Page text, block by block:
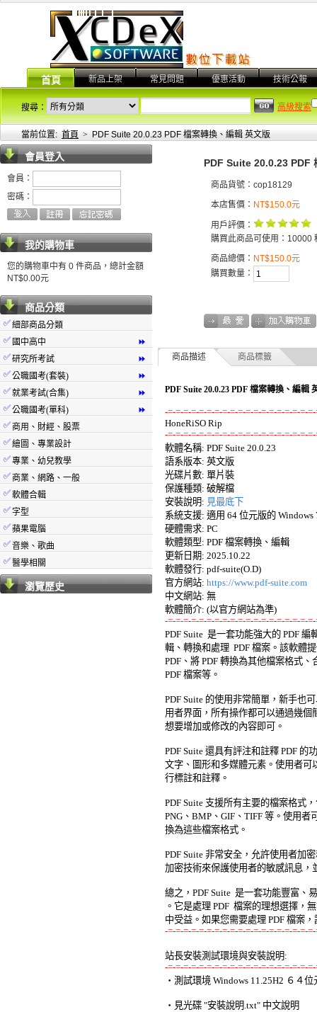
首頁 新品上架 常見問題 優惠活動 技術公報
搜尋： 高級搜索
當前位置: 首頁 > PDF Suite 20.0.23 PDF 檔案轉換、編輯 英文版
會員登入
會員：
密碼：
我的購物車
您的購物車中有 0 件商品，總計金額
NT$0.00元
商品分類
✅細部商品分類
⏩
✅ 國中高中
⏩
✅研究所考試
⏩
✅公職國考(套裝)
⏩
✅就業考試(合集)
⏩
✅公職國考(單科)
✅ 商用、財經、股票
✅繪圖、專業設計
✅專業、幼兒教學
✅ 商業、網路、一般
✅軟體合輯
✅字型
✅蘋果電腦
✅音樂、歌曲
✅醫學相關
瀏覽歷史
PDF Suite 20.0.23 PDF
商品貨號：cop18129
本店售價： NT$150.0元
用戶評價：
購買此商品可使用：10000
商品總價： NT$150.0元
購買數量：
商品描述 商品標籤
PDF Suite 20.0.23 PDF 檔案轉換、編輯
-=-=-=-=-=-=-=-=-=-=-=-=-=-=-=-=-=-=-
-=-=-=-=-=-=-=-=-=-=-=-=-=-=-=-=-=-=-
軟體名稱: PDF Suite 20.0.23
語系版本: 英文版
光碟片數: 單片裝
保護種類: 破解檔
安裝說明: 見最底下
系統支援: 適用 64 位元版的
硬體需求: PC
軟體類型: PDF 檔案轉換、編輯
更新日期: 2025.10.22
軟體發行: pdf-suite(O.D)
官方網站: https://www.pdf-suite.com
中文網站: 無
-=-=-=-=-=-=-=-=-=-=-=-=-=-=-=-=-=-=-
PDF Suite  是一套功能強大的 PDF
輯、轉換和處理  PDF 檔案。該軟體
PDF、將 PDF 轉換為其他檔案格式
PDF 檔案等。
PDF Suite 的使用非常簡單，新手也
用者界面，所有操作都可以通過幾
想要增加或修改的內容即可。
PDF Suite 還具有評注和註釋 PDF
文字、圖形和多媒體元素。使用者
行標註和註釋。
PDF Suite 支援所有主要的檔案格式
PNG、BMP、GIF、TIFF 等。使用者
換為這些檔案格式。
PDF Suite 非常安全，允許使用者加
加密技術來保護使用者的敏感訊息
總之，PDF Suite  是一套功能豐富、
。它是處理 PDF  檔案的理想選擇，
-=-=-=-=-=-=-=-=-=-=-=-=-=-=-=-=-=-=-
站長安裝測試環境與安裝說明:
-=-=-=-=-=-=-=-=-=-=-=-=-=-=-=-=-=-=-
‧測試環境 Windows 11.25H2 ６４
‧見光碟 "安裝說明.txt" 中文說明